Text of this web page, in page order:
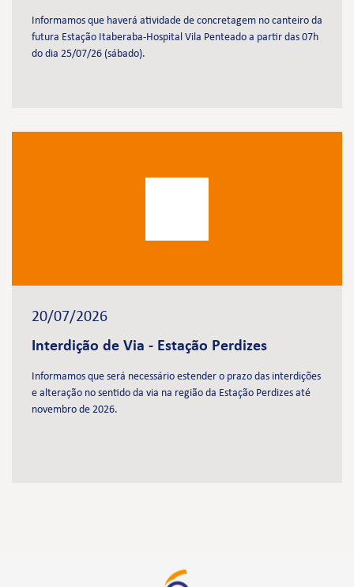
Informamos que haverá atividade de concretagem no canteiro da
futura Estação Itaberaba-Hospital Vila Penteado a partir das 07h
do dia 25/07/26 (sábado).
20/07/2026
Interdição de Via - Estação Perdizes
Informamos que será necessário estender o prazo das interdições
e alteração no sentido da via na região da Estação Perdizes até
novembro de 2026.